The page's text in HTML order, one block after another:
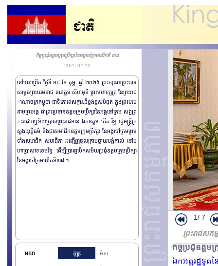
កិច្ចប្រជុំឧត្តមក្រុមប្រឹក្សានៃអង្គចៅក្រមលើកទី ៣៨
2025-02-19
នៅវេលាព្រឹក ថ្ងៃទី ១៩ ខែ កុម្ភៈ ឆ្នាំ ២០២៥ ព្រះករុណាព្រះបាទ
សម្តេចព្រះបរមនាថ នរោត្តម សីហមុនី ព្រះមហាក្សត្រ នៃព្រះរាជ
ាណាចក្រកម្ពុជា ជាទីគោរពសក្ការ:ដ៏ខ្ពង់ខ្ពស់បំផុត ក្នុងព្រះបរម
នាមព្រះអង្គ ជាព្រះប្រធានឧត្តមក្រុមប្រឹក្សានៃអង្គចៅក្រម សព្វព្រ
ះរាជហឬទ័យប្រាសព្រះរាជទាន ឯកឧត្តម កើត រិទ្ធ រដ្ឋមន្រ្តីក្រ
សួងយុត្តិធម៌ និងជាសមាជិកឧត្តមក្រុមប្រឹក្សា នៃអង្គចៅក្រមព្រម
ទាំងសមាជិក សមាជិកា អញ្ជើញចូលក្រាបថ្វាយបង្គំគាល់ នៅម
ហាប្រាសាទខេមរិន្ទ ដើម្បីប្រារព្ធបើកសម័យប្រជុំឧត្តមក្រុមប្រឹក្សា
នៃអង្គចៅក្រមលើកទី៣៨ ។
មករា កុម្ភៈ មីនា
1/ 7
ព្រះរាជសកម្
ឯកអគ្គរដ្ឋទូ
កិច្ចប្រជុំឧត្តម
ឯកអគ្គរដ្ឋទូត